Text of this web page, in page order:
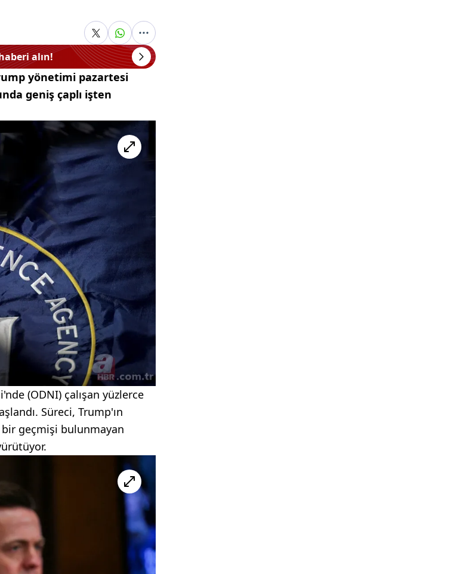
alın!
yönetimi pazartesi
geniş çaplı işten
(ODNI) çalışan yüzlerce
Süreci, Trump'ın
geçmişi bulunmayan